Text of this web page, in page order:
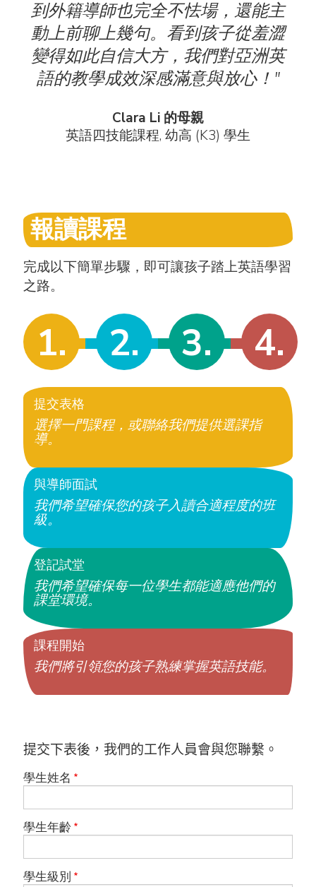
到外籍導師也完全不怯場，還能主
動上前聊上幾句。看到孩子從羞澀
變得如此自信大方，我們對亞洲英
語的教學成效深感滿意與放心！"
Clara Li 的母親
英語四技能課程, 幼高 (K3) 學生
報讀課程
完成以下簡單步驟，即可讓孩子踏上英語學習
之路。
1. 2. 3. 4.
提交表格
選擇一門課程，或聯絡我們提供選課指
導。
與導師面試
我們希望確保您的孩子入讀合適程度的班
級。
登記試堂
我們希望確保每一位學生都能適應他們的
課堂環境。
課程開始
我們將引領您的孩子熟練掌握英語技能。
提交下表後，我們的工作人員會與您聯繫。
學生姓名
學生年齡
學生級別